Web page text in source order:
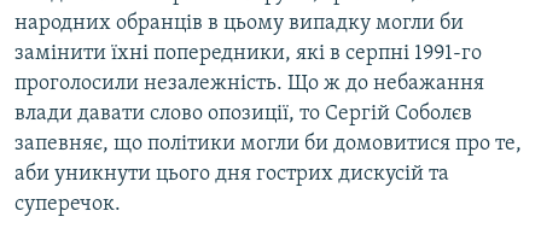
народних обранців в цьому випадку могли би
замінити їхні попередники, які в серпні 1991-го
проголосили незалежність. Що ж до небажання
влади давати слово опозиції, то Сергій Соболєв
запевняє, що політики могли би домовитися про те,
аби уникнути цього дня гострих дискусій та
суперечок.